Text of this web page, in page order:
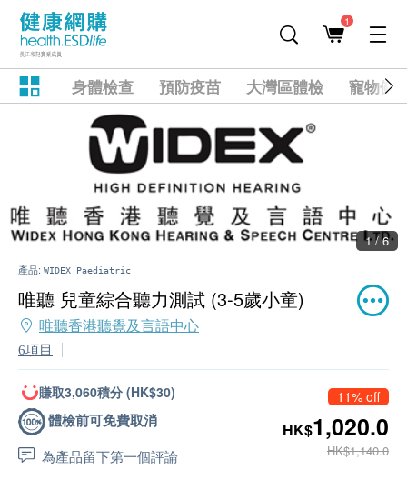
1
身體檢查 預防疫苗 大灣區體檢 寵物健
1 / 6
產品: WIDEX_Paediatric
唯聽 兒童綜合聽力測試 (3-5歲小童)
唯聽香港聽覺及言語中心
6項目
賺取3,060積分 (HK$30)
體檢前可免費取消
為產品留下第一個評論
11% off
HK$1,020.0
HK$1,140.0